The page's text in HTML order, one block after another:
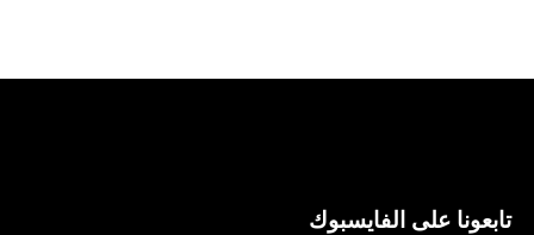
تابعونا على الفايسبوك